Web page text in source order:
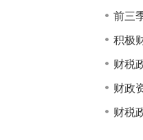
前三
积极
财税
财政
财税